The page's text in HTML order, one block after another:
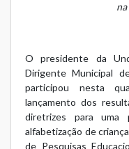
O presidente da
Dirigente Municipal
participou nesta
lançamento dos
diretrizes para uma
alfabetização de
de Pesquisas